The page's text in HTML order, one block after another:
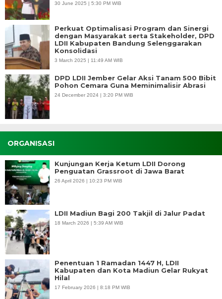
30 June 2025 | 5:30 PM WIB
Perkuat Optimalisasi Program dan Sinergi
dengan Masyarakat serta Stakeholder, DPD
LDII Kabupaten Bandung Selenggarakan
Konsolidasi
3 March 2025 | 11:49 AM WIB
DPD LDII Jember Gelar Aksi Tanam 500 Bibit
Pohon Cemara Guna Meminimalisir Abrasi
24 December 2024 | 3:20 PM WIB
ORGANISASI
Kunjungan Kerja Ketum LDII Dorong
Penguatan Grassroot di Jawa Barat
26 April 2026 | 10:23 PM WIB
LDII Madiun Bagi 200 Takjil di Jalur Padat
18 March 2026 | 5:39 AM WIB
Penentuan 1 Ramadan 1447 H, LDII
Kabupaten dan Kota Madiun Gelar Rukyat
Hilal
17 February 2026 | 8:18 PM WIB